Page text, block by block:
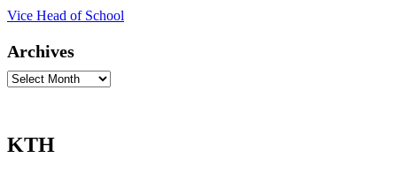
Vice Head of School
Archives
Archives
KTH